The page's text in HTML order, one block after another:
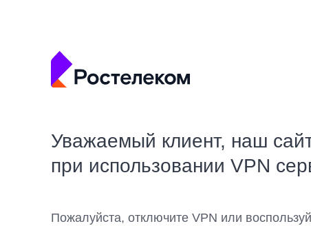
Уважаемый клиент, наш
при использовании VPN
Пожалуйста, отключите VPN или